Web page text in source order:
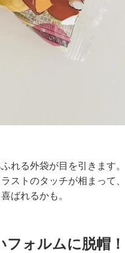
れる外袋が目を引きます
ストのタッチが相まって
ばれるかも。
ォルムに脱帽！